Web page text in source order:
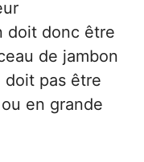
doit donc être
de jambon
doit pas être
en grande